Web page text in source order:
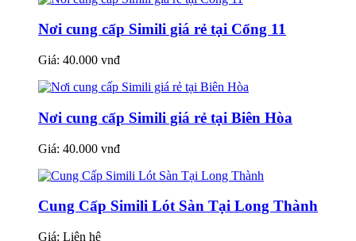
Nơi cung cấp Simili giá rẻ tại Cổng 11
Giá: 40.000 vnđ
Nơi cung cấp Simili giá rẻ tại Biên Hòa
Giá: 40.000 vnđ
Cung Cấp Simili Lót Sàn Tại Long Thành
Giá: Liên hệ